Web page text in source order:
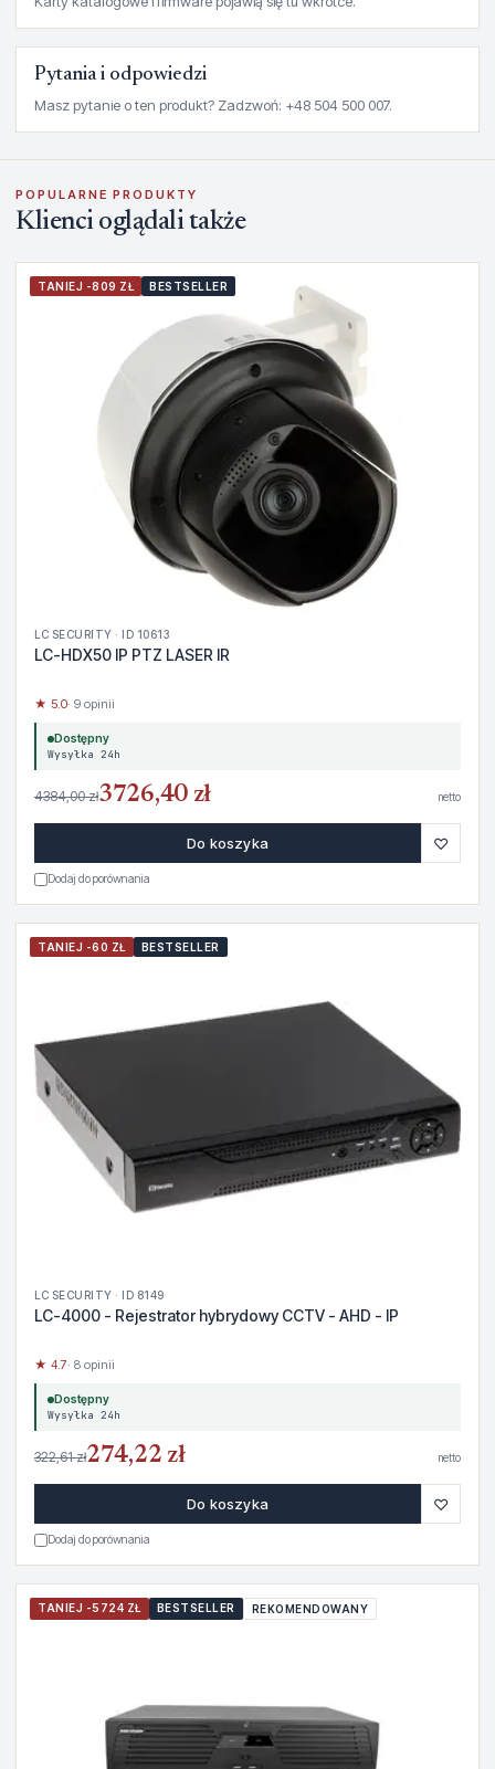
Pytania i odpowiedzi
Masz pytanie o ten produkt? Zadzwoń: +48 504 500 007.
POPULARNE PRODUKTY
Klienci oglądali także
TANIEJ -809 ZŁ BESTSELLER
LC SECURITY · ID 10613
LC-HDX50 IP PTZ LASER IR
★ 5.0· 9 opinii
Dostępny
Wysyłka 24h
4384,00 zł3726,40 zł netto
Do koszyka ♡
Dodaj do porównania
TANIEJ -60 ZŁ BESTSELLER
LC SECURITY · ID 8149
LC-4000 - Rejestrator hybrydowy CCTV - AHD - IP
★ 4.7· 8 opinii
Dostępny
Wysyłka 24h
322,61 zł274,22 zł netto
Do koszyka ♡
Dodaj do porównania
TANIEJ -5724 ZŁ BESTSELLER REKOMENDOWANY